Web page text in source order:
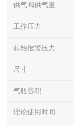
供气阀供气量
工作压力
起始报警压力
尺寸
气瓶容积
理论使用时间